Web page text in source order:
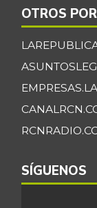
OTROS
SÍGUENOS